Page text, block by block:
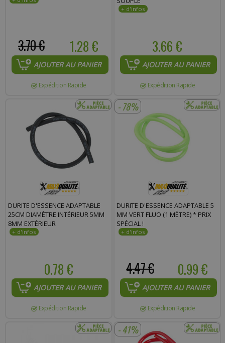
1.28 €
3.70 €
AJOUTER AU PANIER
Expédition Rapide
3.66 €
AJOUTER AU PANIER
Expédition Rapide
DURITE D'ESSENCE ADAPTABLE
25CM DIAMÈTRE INTÉRIEUR 5MM
8MM EXTÉRIEUR
0.78 €
AJOUTER AU PANIER
Expédition Rapide
- 78%
DURITE D'ESSENCE ADAPTABLE 5
MM VERT FLUO (1 MÈTRE) * PRIX
SPÉCIAL !
0.99 €
4.47 €
AJOUTER AU PANIER
Expédition Rapide
- 41%